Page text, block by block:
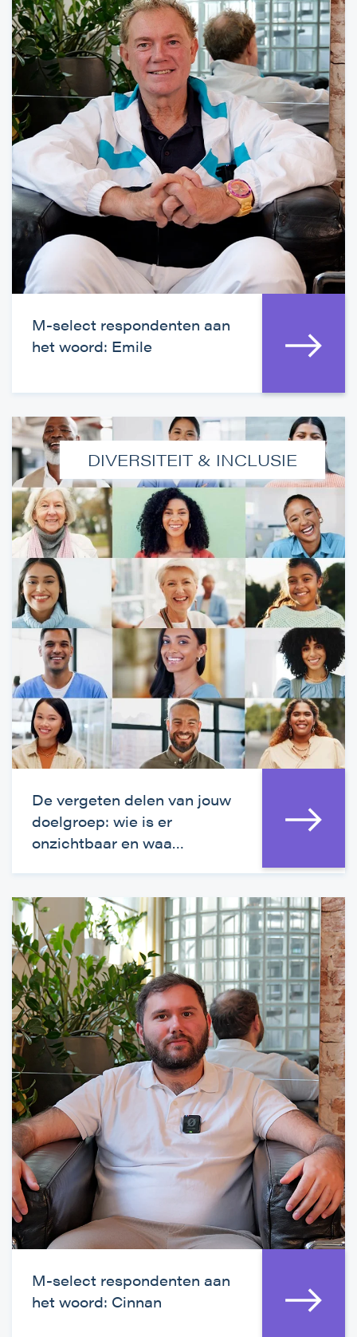
M-select respondenten aan
het woord: Emile
De vergeten delen van jouw
doelgroep: wie is er
onzichtbaar en waa…
DIVERSITEIT & INCLUSIE
M-select respondenten aan
het woord: Cinnan